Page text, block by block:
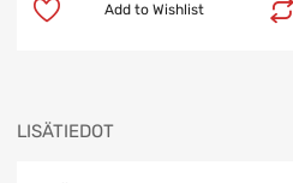
Add to Wishlist
LISÄTIEDOT